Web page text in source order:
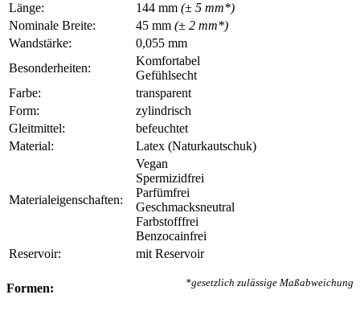
Länge: 144 mm (± 5 mm*)
Nominale Breite:
45 mm (± 2 mm*)
Wandstärke:
0,055 mm
Besonderheiten:
Komfortabel
Gefühlsecht
Farbe:
transparent
Form:
zylindrisch
Gleitmittel:
befeuchtet
Material:
Latex (Naturkautschuk)
Materialeigenschaften:
Vegan
Spermizidfrei
Parfümfrei
Geschmacksneutral
Farbstofffrei
Benzocainfrei
Reservoir:
mit Reservoir
*gesetzlich zulässige Maßabweichung
Formen: